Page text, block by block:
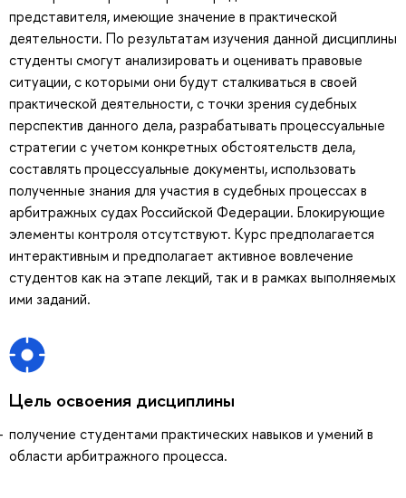
представителя, имеющие значение в практической
деятельности. По результатам изучения данной дисциплины
студенты смогут анализировать и оценивать правовые
ситуации, с которыми они будут сталкиваться в своей
практической деятельности, с точки зрения судебных
перспектив данного дела, разрабатывать процессуальные
стратегии с учетом конкретных обстоятельств дела,
составлять процессуальные документы, использовать
полученные знания для участия в судебных процессах в
арбитражных судах Российской Федерации. Блокирующие
элементы контроля отсутствуют. Курс предполагается
интерактивным и предполагает активное вовлечение
студентов как на этапе лекций, так и в рамках выполняемых
ими заданий.
Цель освоения дисциплины
получение студентами практических навыков и умений в
области арбитражного процесса.